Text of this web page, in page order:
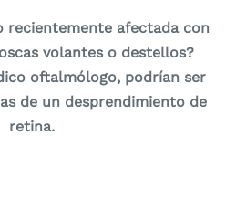
recientemente afectada con
volantes o destellos?
oftalmólogo, podrían ser
de un desprendimiento de
retina.